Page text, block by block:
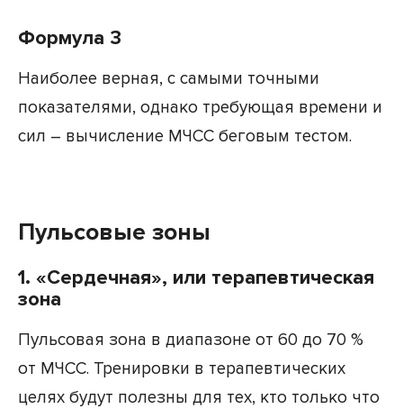
Формула 3
Наиболее верная, с самыми точными
показателями, однако требующая времени и
сил – вычисление МЧСС беговым тестом.
Пульсовые зоны
1. «Сердечная», или терапевтическая
зона
Пульсовая зона в диапазоне от 60 до 70 %
от МЧСС. Тренировки в терапевтических
целях будут полезны для тех, кто только что